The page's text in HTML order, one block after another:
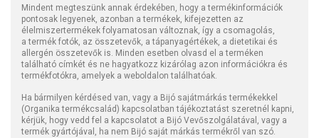
Mindent megteszünk annak érdekében, hogy a termékinformációk
pontosak legyenek, azonban a termékek, kifejezetten az
élelmiszertermékek folyamatosan változnak, így a csomagolás,
a termék fotók, az összetevők, a tápanyagértékek, a dietetikai és
allergén összetevők is. Minden esetben olvasd el a terméken
található címkét és ne hagyatkozz kizárólag azon információkra és
termékfotókra, amelyek a weboldalon találhatóak.
Ha bármilyen kérdésed van, vagy a Bijó sajátmárkás termékekkel
(Organika termékcsalád) kapcsolatban tájékoztatást szeretnél kapni,
kérjük, hogy vedd fel a kapcsolatot a Bijó Vevőszolgálatával, vagy a
termék gyártójával, ha nem Bijó saját márkás termékről van szó.